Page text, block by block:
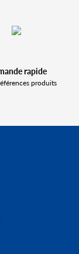
rapide
produits